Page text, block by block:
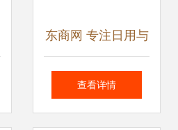
东商网 专注日用与
办公用品的服务先
查看详情